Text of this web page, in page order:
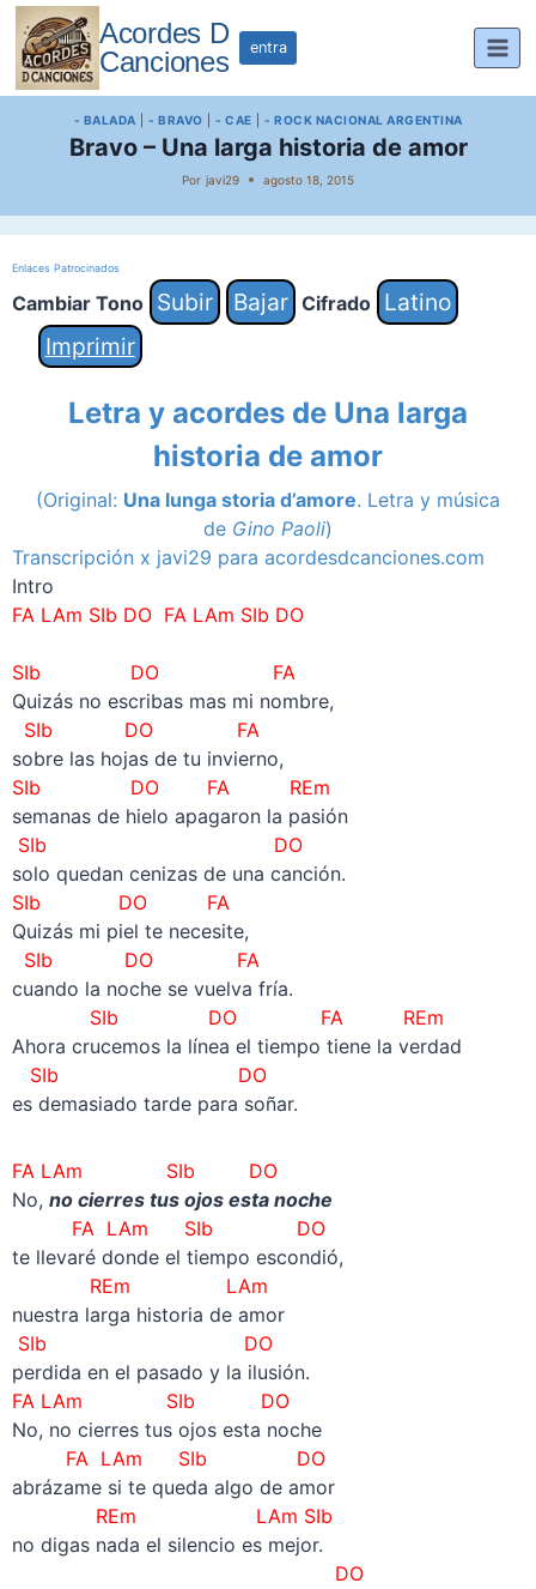
Saltar
contenido
Acordes D
Canciones
entra
- BALADA - BRAVO - CAE - ROCK NACIONAL ARGENTINA
Bravo – Una larga historia de amor
Por javi29 agosto 18, 2015
Enlaces Patrocinados
Cambiar Tono Subir Bajar Cifrado
Latino
Imprimir
Letra y acordes de Una larga
historia de amor
(Original: Una lunga storia d’amore. Letra y música
de Gino Paoli)
Transcripción x javi29 para acordesdcanciones.com
Intro
FA LAm SIb DO FA LAm SIb DO
SIb DO FA
Quizás no escribas mas mi nombre,
SIb DO FA
sobre las hojas de tu invierno,
SIb DO FA REm
semanas de hielo apagaron la pasión
SIb DO
solo quedan cenizas de una canción.
SIb DO FA
Quizás mi piel te necesite,
SIb DO FA
cuando la noche se vuelva fría.
SIb DO FA REm
Ahora crucemos la línea el tiempo tiene la verdad
SIb DO
es demasiado tarde para soñar.
FA LAm SIb DO
No, no cierres tus ojos esta noche
FA LAm SIb DO
te llevaré donde el tiempo escondió,
REm LAm
nuestra larga historia de amor
SIb DO
perdida en el pasado y la ilusión.
FA LAm SIb DO
No, no cierres tus ojos esta noche
FA LAm SIb DO
abrázame si te queda algo de amor
REm LAm SIb
no digas nada el silencio es mejor.
DO